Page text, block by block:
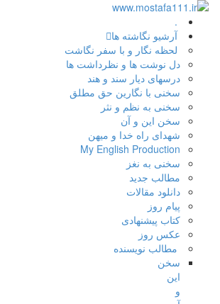
.
آرشیو نگاشته ها
لحظه نگار و با سفر نگاشت
دل نوشت ها و نظرداشت ها
درسهای دیار سند و هند
سخنی با نگارین حق مطلق
سخنی به نظم و نثر
سخن این و آن
شهدای راه خدا و میهن
My English Production
سخنی به نغز
مطالب جدید
دانلود مقالات
پیام روز
کتاب پیشنهادی
عکس روز
مطالب نویسنده
سخن
این
و